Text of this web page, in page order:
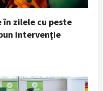
zilele cu peste
intervenție